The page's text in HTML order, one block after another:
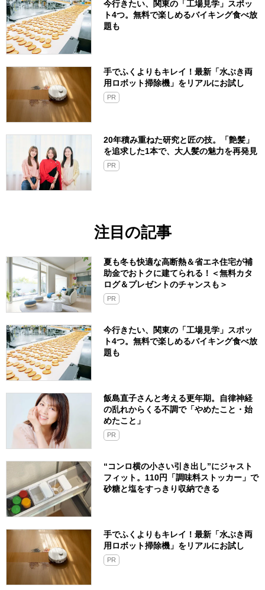
今行きたい、関東の「工場見学」スポッ
ト4つ。無料で楽しめるバイキング食べ放
題も
手でふくよりもキレイ！最新「水ぶき両
用ロボット掃除機」をリアルにお試し
PR
20年積み重ねた研究と匠の技。「艶髪」
を追求した1本で、大人髪の魅力を再発見
PR
注目の記事
夏も冬も快適な高断熱＆省エネ住宅が補
助金でおトクに建てられる！＜無料カタ
ログ＆プレゼントのチャンスも＞
PR
今行きたい、関東の「工場見学」スポッ
ト4つ。無料で楽しめるバイキング食べ放
題も
飯島直子さんと考える更年期。自律神経
の乱れからくる不調で「やめたこと・始
めたこと」
PR
“コンロ横の小さい引き出し”にジャスト
フィット。110円「調味料ストッカー」で
砂糖と塩をすっきり収納できる
手でふくよりもキレイ！最新「水ぶき両
用ロボット掃除機」をリアルにお試し
PR